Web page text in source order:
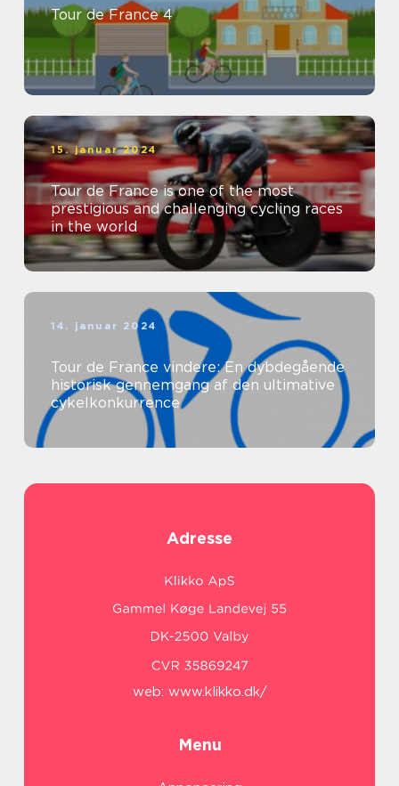
Tour de France 4
15. januar 2024
Tour de France is one of the most
prestigious and challenging cycling races
in the world
14. januar 2024
Tour de France vindere: En dybdegående
historisk gennemgang af den ultimative
cykelkonkurrence
Adresse
web: www.klikko.dk/
Menu